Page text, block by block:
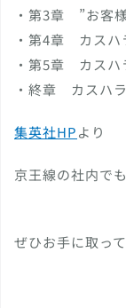
・第3章 ”お客
・第4章 カスハ
・第5章 カスハ
・終章 カスハ
集英社HPより
京王線の社内で
ぜひお手に取っ